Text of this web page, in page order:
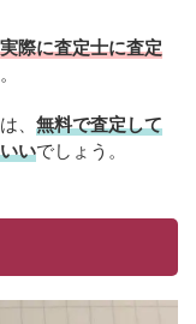
実際に査定士に査定
、 無料で査定して
いでしょう。